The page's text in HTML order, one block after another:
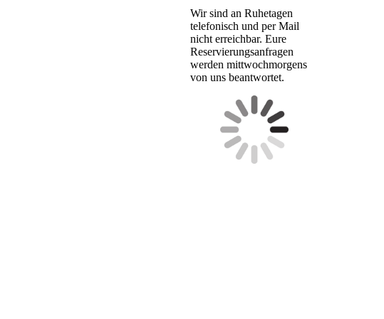
Wir sind an Ruhetagen
telefonisch und per Mail
nicht erreichbar. Eure
Reservierungsanfragen
werden mittwochmorgens
von uns beantwortet.